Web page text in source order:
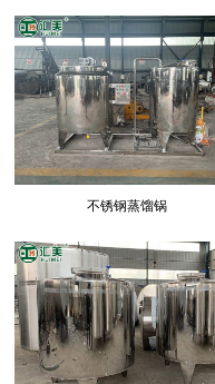
不锈钢蒸馏锅